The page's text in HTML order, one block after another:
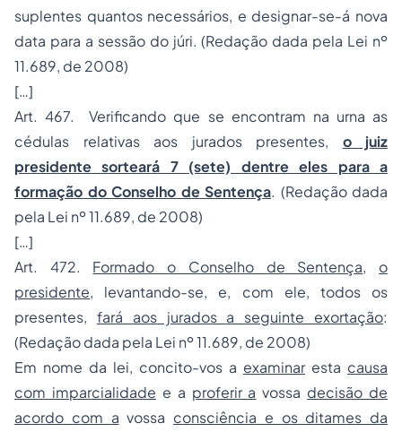
suplentes quantos necessários, e designar-se-á nova
data para a sessão do júri. (Redação dada pela Lei nº
11.689, de 2008)
[…]
Art. 467. Verificando que se encontram na urna as
cédulas relativas aos jurados presentes, o juiz
presidente sorteará 7 (sete) dentre eles para a
formação do Conselho de Sentença. (Redação dada
pela Lei nº 11.689, de 2008)
[…]
Art. 472. Formado o Conselho de Sentença, o
presidente, levantando-se, e, com ele, todos os
presentes, fará aos jurados a seguinte exortação:
(Redação dada pela Lei nº 11.689, de 2008)
Em nome da lei, concito-vos a examinaresta causa
com imparcialidade e a proferir a vossa decisão de
acordo com a vossa consciência e os ditames da